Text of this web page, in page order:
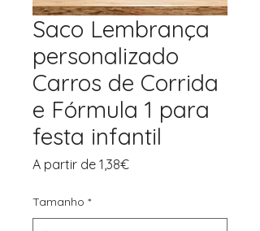
Saco Lembrança
personalizado
Carros de Corrida
e Fórmula 1 para
festa infantil
A partir de 1,38€Preço
Tamanho *